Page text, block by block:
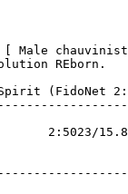
Male
REborn.
(FidoNet
2:5023/15.8